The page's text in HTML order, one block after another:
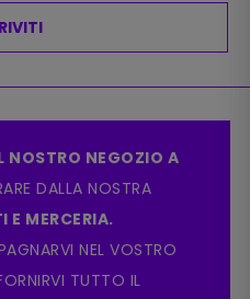
NOSTRO NEGOZIO A
DALLA NOSTRA
E MERCERIA.
NEL VOSTRO
TUTTO IL